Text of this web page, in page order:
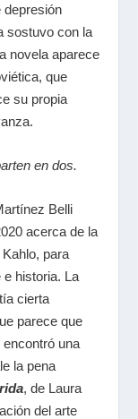
depresión
sostuvo con la
novela aparece
que
su propia
en dos.
Belli
acerca de la
para
historia. La
cierta
parece que
una
la pena
, de Laura
del arte